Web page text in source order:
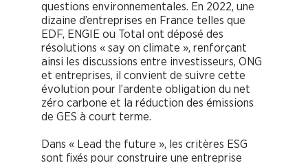
questions environnementales. En 2022, une
dizaine d’entreprises en France telles que
EDF, ENGIE ou Total ont déposé des
résolutions « say on climate », renforçant
ainsi les discussions entre investisseurs, ONG
et entreprises, il convient de suivre cette
évolution pour l’ardente obligation du net
zéro carbone et la réduction des émissions
de GES à court terme.
Dans « Lead the future », les critères ESG
sont fixés pour construire une entreprise